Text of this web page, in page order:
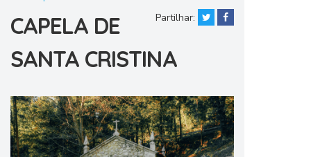
Partilhar:
CAPELA DE
SANTA CRISTINA